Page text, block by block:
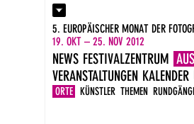
Kontakt
Presse
Impressum
DE
EN
5. EUROPÄISCHER MONAT DER
19. OKT – 25. NOV 2012
NEWS FESTIVALZENTRUM
ORTE KÜNSTLER THEMEN
VERANSTALTUNGEN KALENDER